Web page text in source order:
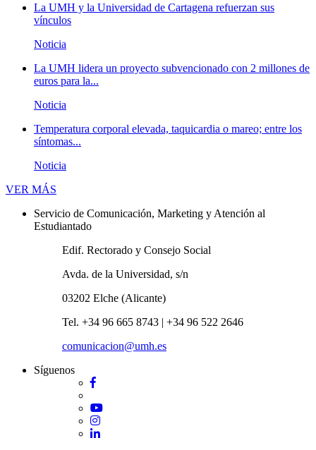
La UMH y la Universidad de Cartagena refuerzan sus
vínculos
Noticia
La UMH lidera un proyecto subvencionado con 2 millones de
euros para la...
Noticia
Temperatura corporal elevada, taquicardia o mareo; entre los
síntomas...
Noticia
VER MÁS
Servicio de Comunicación, Marketing y Atención al
Estudiantado
Edif. Rectorado y Consejo Social
Avda. de la Universidad, s/n
03202 Elche (Alicante)
Tel. +34 96 665 8743 | +34 96 522 2646
comunicacion@umh.es
Síguenos
Facebook
YouTube
Instagram
LinkedIn